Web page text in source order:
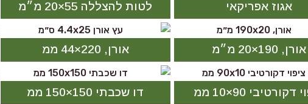
אגוז אפריקאי לטות להצללה 55×20 מ״מ
אורן, 190×20 מ״מ אורן, 220×44 ממ
דקורטיבי 90×10 ממ דו שכבתי 150×150 ממ